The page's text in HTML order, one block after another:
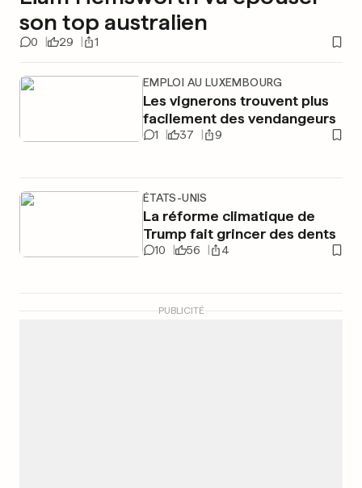
son top australien
0 29 1
EMPLOI AU LUXEMBOURG
Les vignerons trouvent plus
facilement des vendangeurs
1 37 9
ÉTATS-UNIS
La réforme climatique de
Trump fait grincer des dents
10 56 4
PUBLICITÉ